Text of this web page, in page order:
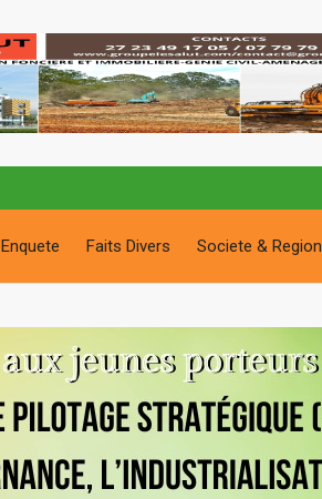
Enquete Faits Divers Societe & Region